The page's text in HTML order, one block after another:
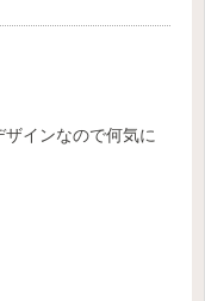
インなので何気に